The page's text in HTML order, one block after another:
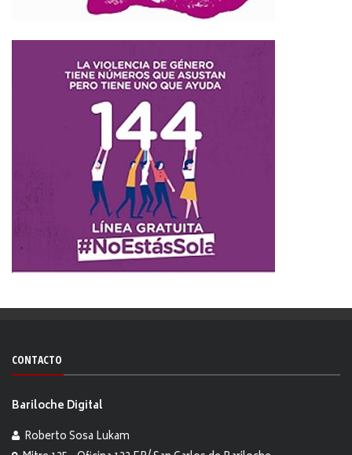
CONTACTO
Bariloche Digital
Roberto Sosa Lukam